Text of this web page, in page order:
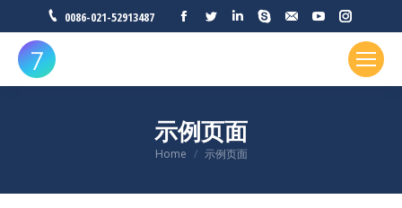
0086-021-52913487 Facebook
TwitterLinkedin
SkypeMailYouTube
示例页面
You are here:
Home 示例页面